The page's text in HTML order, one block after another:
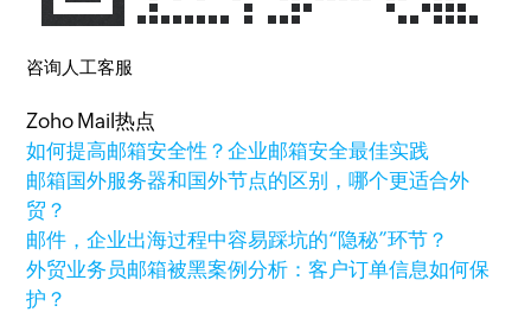
咨询人工客服
Zoho Mail热点
如何提高邮箱安全性？企业邮箱安全最佳实践
邮箱国外服务器和国外节点的区别，哪个更适合外
贸？
邮件，企业出海过程中容易踩坑的“隐秘”环节？
外贸业务员邮箱被黑案例分析：客户订单信息如何保
护？